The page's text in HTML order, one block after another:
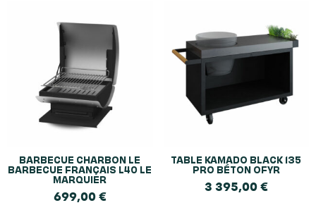
BARBECUE CHARBON LE
BARBECUE FRANÇAIS L40 LE
MARQUIER
699,00€
TABLE KAMADO BLACK 135
PRO BÉTON OFYR
3 395,00€